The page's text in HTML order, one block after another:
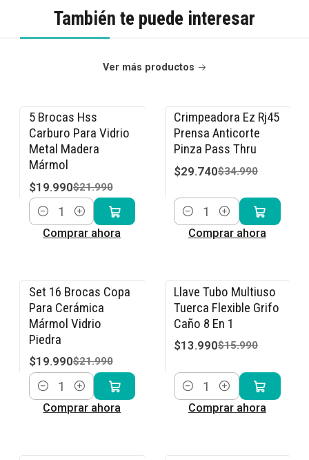
También te puede interesar
Ver más productos
-9% OFF
5 Brocas Hss
Carburo Para Vidrio
Metal Madera
Mármol
$19.990$21.990
Cantidad
Comprar ahora
-15% OFF
Crimpeadora Ez Rj45
Prensa Anticorte
Pinza Pass Thru
$29.740$34.990
Cantidad
Comprar ahora
-9% OFF
Set 16 Brocas Copa
Para Cerámica
Mármol Vidrio
Piedra
$19.990$21.990
Cantidad
Comprar ahora
-13% OFF
Llave Tubo Multiuso
Tuerca Flexible Grifo
Caño 8 En 1
$13.990$15.990
Cantidad
Comprar ahora